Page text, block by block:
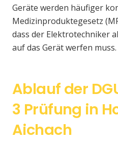
Geräte werden häufiger
Medizinproduktegesetz
dass der Elektrotechniker
auf das Gerät werfen muss.
Ablauf der
3 Prüfung in
Aichach